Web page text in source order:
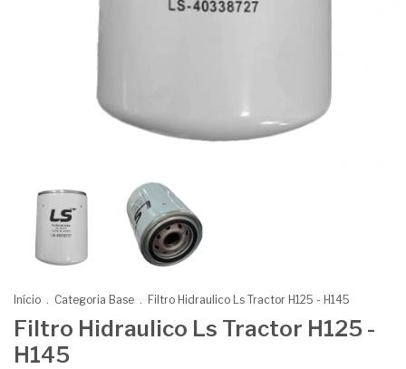
Início . Categoria Base . Filtro Hidraulico Ls Tractor H125 - H145
Filtro Hidraulico Ls Tractor H125 -
H145